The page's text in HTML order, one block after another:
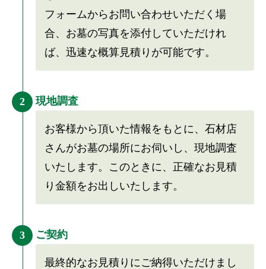
フォームからお問い合わせいただく場
合、お墓の写真を添付していただけれ
ば、迅速な概算見積りが可能です。
2 現地調査
お客様から頂いた情報をもとに、石材店
さんがお墓の場所にお伺いし、現地調査
いたします。このときに、正確なお見積
り金額をお出しいたします。
3 ご契約
最終的なお見積りにご納得いただけまし